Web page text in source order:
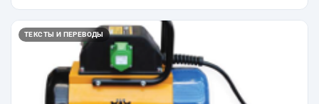
ТЕКСТЫ И ПЕРЕВОДЫ